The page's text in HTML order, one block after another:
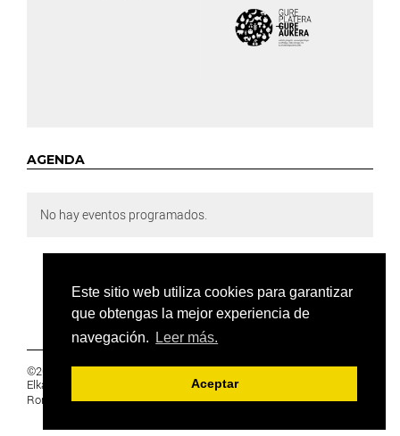
Este sitio web utiliza cookies para garantizar
que obtengas la mejor experiencia de
navegación.
Leer más.
Aceptar
AGENDA
No hay eventos programados.
©2019 Euskal Herriko Ikasleen Gurasoen
Elkartea -
Ronda 27, 1 Ezk, 48005 Bilbao, Bizkaia